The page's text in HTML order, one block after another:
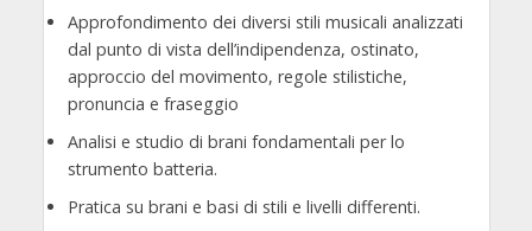
Approfondimento dei diversi stili musicali analizzati
dal punto di vista dell’indipendenza, ostinato,
approccio del movimento, regole stilistiche,
pronuncia e fraseggio
Analisi e studio di brani fondamentali per lo
strumento batteria.
Pratica su brani e basi di stili e livelli differenti.